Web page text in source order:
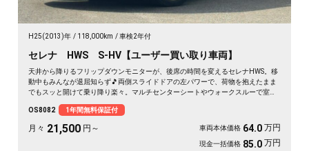
H25(2013)年 118,000km 車検2年付
セレナ HWS S-HV【ユーザー買い取り車両】
天井から降りるフリップダウンモニターが、後席の時間を変えるセレナHWS。移
動中もみんなが退屈知らず🎵両側スライドドアの左パワーで、荷物を抱えたまま
でもスッと開けて乗り降り楽々。マルチセンターシートやウォークスルーで室内
ごと1年保証付でどうぞ🚗✨💫👍
OS8082 1年間無料保証付
月々 21,500 円～ 車両本体価格 64.0 万円
現金一括価格 85.0 万円